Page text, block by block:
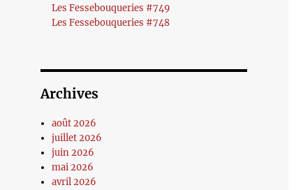
Les Fessebouqueries #749
Les Fessebouqueries #748
Archives
août 2026
juillet 2026
juin 2026
mai 2026
avril 2026